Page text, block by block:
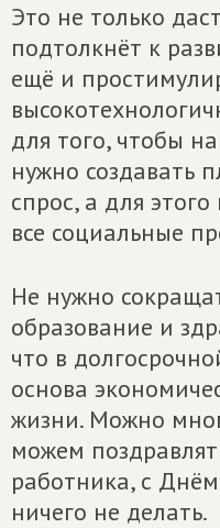
Это не только
подтолкнёт к
ещё и
для того, чтобы
нужно создавать
спрос, а для
все социальные
Не нужно
образование и
что в
основа
жизни. Можно
можем
работника, с
ничего не делать.